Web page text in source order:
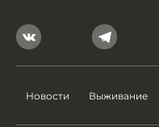
Новости Выживание